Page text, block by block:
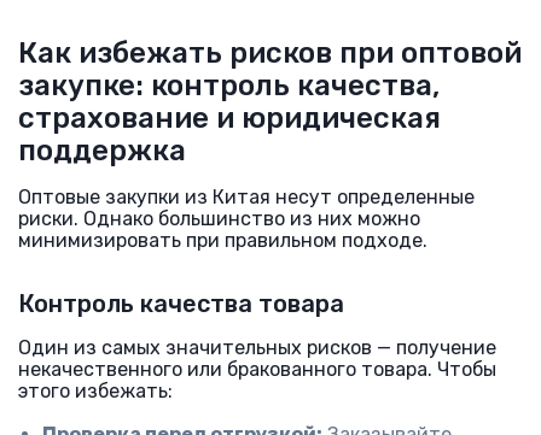
Как избежать рисков при оптовой
закупке: контроль качества,
страхование и юридическая
поддержка
Оптовые закупки из Китая несут определенные
риски. Однако большинство из них можно
минимизировать при правильном подходе.
Контроль качества товара
Один из самых значительных рисков — получение
некачественного или бракованного товара. Чтобы
этого избежать: